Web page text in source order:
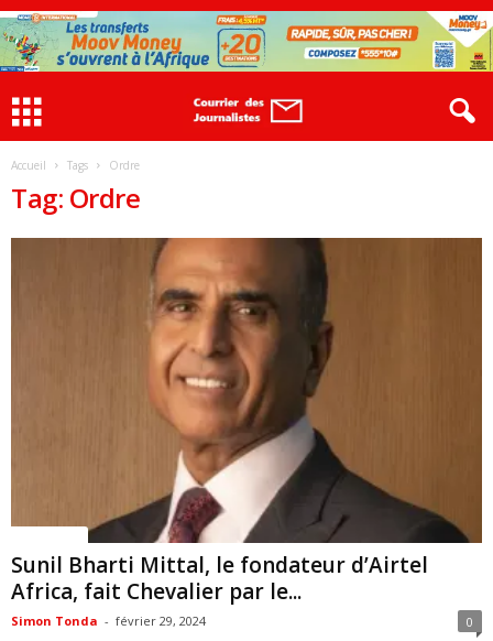
Accueil Tags Ordre
Tag: Ordre
Sunil Bharti Mittal, le fondateur d’Airtel
Africa, fait Chevalier par le...
Simon Tonda - février 29, 2024 0